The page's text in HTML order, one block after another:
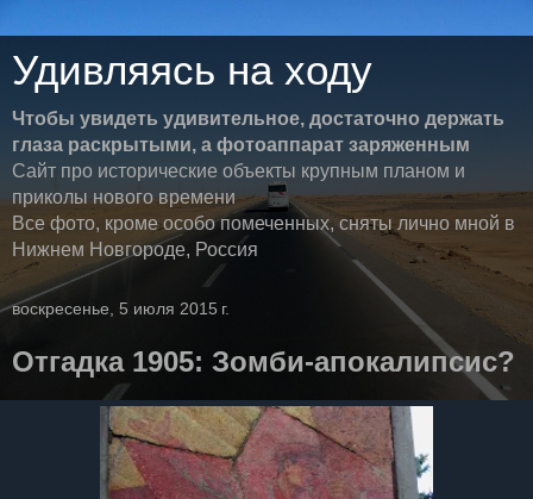
Удивляясь на ходу
Чтобы увидеть удивительное, достаточно держать
глаза раскрытыми, а фотоаппарат заряженным
Сайт про исторические объекты крупным планом и
приколы нового времени
Все фото, кроме особо помеченных, сняты лично мной в
Нижнем Новгороде, Россия
воскресенье, 5 июля 2015 г.
Отгадка 1905: Зомби-апокалипсис?